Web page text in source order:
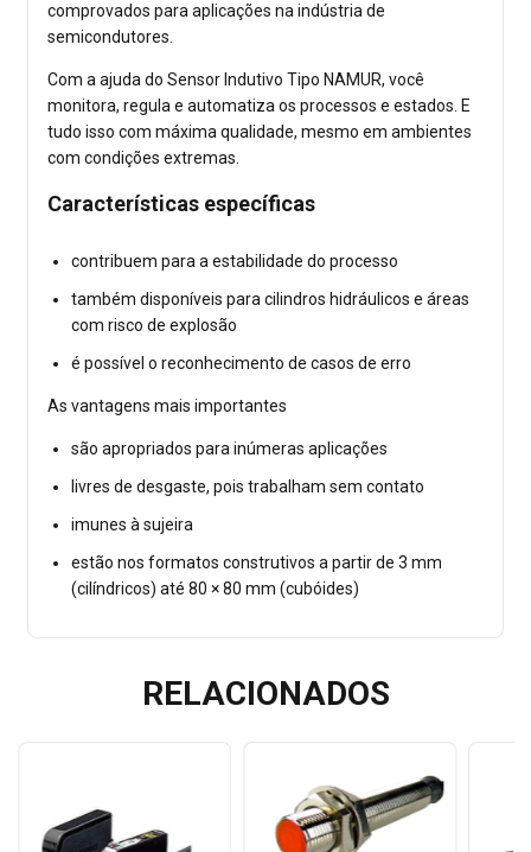
comprovados para aplicações na indústria de
semicondutores.
Com a ajuda do Sensor Indutivo Tipo NAMUR, você
monitora, regula e automatiza os processos e estados. E
tudo isso com máxima qualidade, mesmo em ambientes
com condições extremas.
Características específicas
contribuem para a estabilidade do processo
também disponíveis para cilindros hidráulicos e áreas
com risco de explosão
é possível o reconhecimento de casos de erro
As vantagens mais importantes
são apropriados para inúmeras aplicações
livres de desgaste, pois trabalham sem contato
imunes à sujeira
estão nos formatos construtivos a partir de 3 mm
(cilíndricos) até 80 × 80 mm (cubóides)
RELACIONADOS